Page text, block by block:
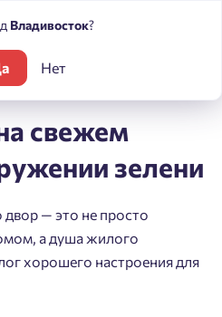
на свежем воздухе в
свежем
зелени
двор — это не просто
а душа жилого
хорошего настроения для
Владивосток?
Нет